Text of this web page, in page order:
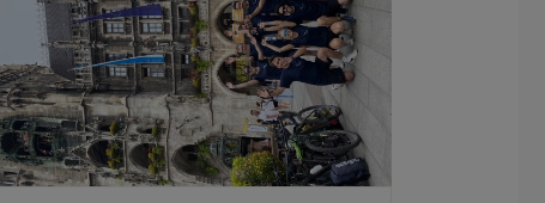
Apr 2026
Mär 2026
Feb 2026
Jan 2026
Dez 2025
Nov 2025